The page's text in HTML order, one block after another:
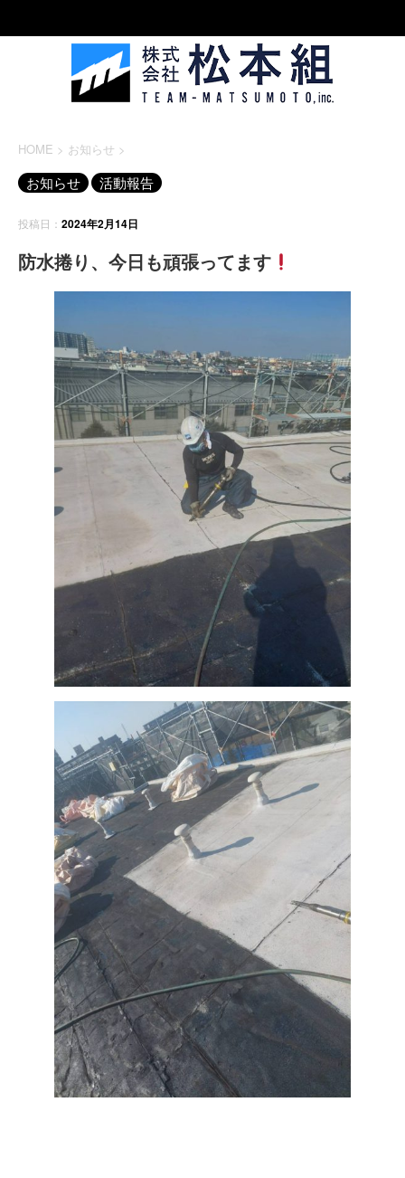
HOME > お知らせ >
お知らせ 活動報告
投稿日： 2024年2月14日
防水捲り、今日も頑張ってます